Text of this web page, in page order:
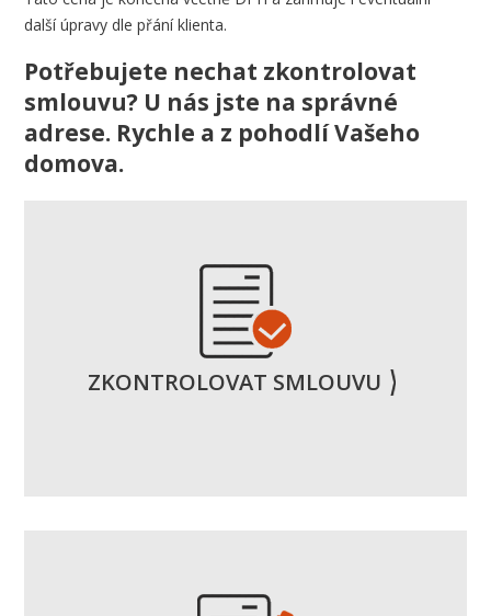
další úpravy dle přání klienta.
Potřebujete nechat zkontrolovat
smlouvu? U nás jste na správné
adrese. Rychle a z pohodlí Vašeho
domova.
ZKONTROLOVAT SMLOUVU